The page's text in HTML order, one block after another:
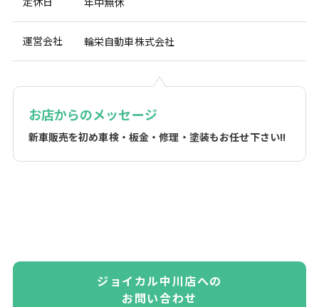
運営会社 輪栄自動車株式会社
お店からのメッセージ
新車販売を初め車検・板金・修理・塗装もお任せ下さい!!
ジョイカル中川店への
お問い合わせ